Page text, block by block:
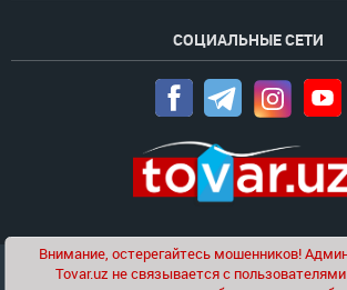
СОЦИАЛЬНЫЕ СЕТИ
Проект компанииGolden
Внимание, остерегайтесь мошенников!
Tovar.uz не связывается с